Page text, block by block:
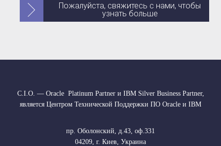
Пожалуйста, свяжитесь с нами, чтобы
узнать больше
С.І.О. — Oracle Platinum Partner и IBM Silver Business Partner,
является Центром Технической Поддержки ПО Oracle и IBM
пр. Оболонский, д.43, оф.331
04209 г. Киев, Украина